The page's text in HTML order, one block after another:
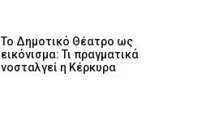
Το Δημοτικό Θέατρο ως
εικόνισμα: Τι πραγματικά
νοσταλγεί η Κέρκυρα